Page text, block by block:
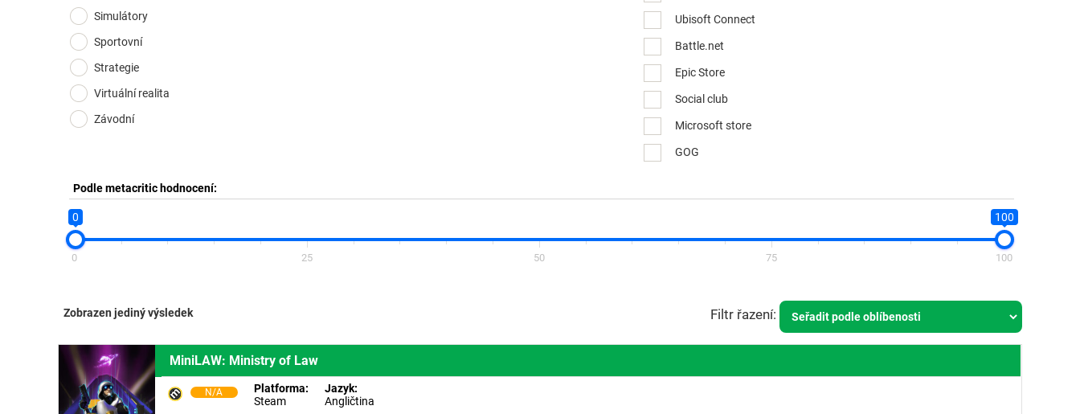
Simulátory
Sportovní
Strategie
Virtuální realita
Závodní
Ubisoft Connect
Battle.net
Epic Store
Social club
Microsoft store
GOG
Podle metacritic hodnocení:
0 100
0 25 50 75 100
Zobrazen jediný výsledek
MiniLAW: Ministry of Law
N/A
Platforma:
Steam
Jazyk:
Angličtina